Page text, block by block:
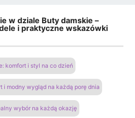
w dziale Buty damskie –
i praktyczne wskazówki
komfort i styl na co dzień
i modny wygląd na każdą porę dnia
wybór na każdą okazję